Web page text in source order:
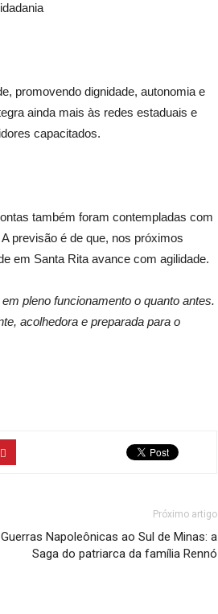
promovendo dignidade, autonomia e
ainda mais às redes estaduais e
capacitados.
também foram contempladas com
previsão é de que, nos próximos
em Santa Rita avance com agilidade.
pleno funcionamento o quanto antes.
acolhedora e preparada para o
Próximo artigo
Napoleônicas ao Sul de Minas: a
Saga do patriarca da família Rennó